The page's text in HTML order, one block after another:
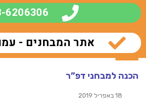
6206306
אתר המבחנים -
הכנה למבחני דפ”ר